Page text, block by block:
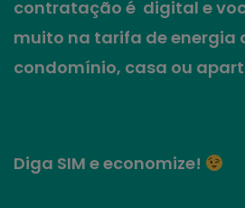
contratação é digital e
muito na tarifa de energia
condomínio, casa ou
Diga SIM e economize!